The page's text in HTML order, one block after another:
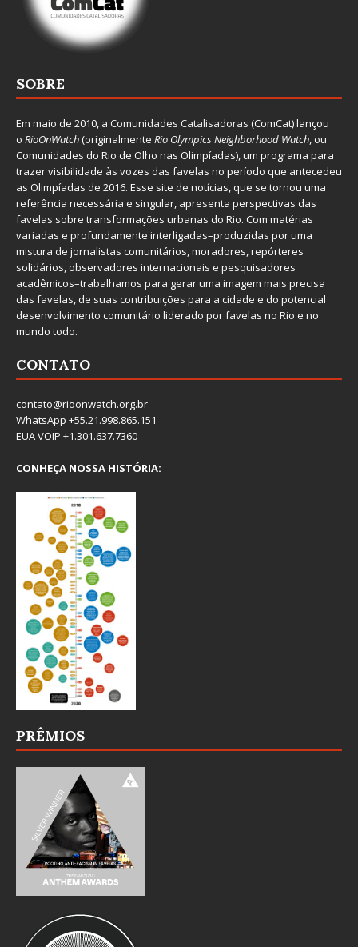
SOBRE
Em maio de 2010, a Comunidades Catalisadoras (ComCat) lançou
o RioOnWatch(originalmente Rio Olympics Neighborhood Watch, ou
Comunidades do Rio de Olho nas Olimpíadas), um programa para
trazer visibilidade às vozes das favelas no período que antecedeu
as Olimpíadas de 2016. Esse site de notícias, que se tornou uma
referência necessária e singular, apresenta perspectivas das
favelas sobre transformações urbanas do Rio. Com matérias
variadas e profundamente interligadas–produzidas por uma
mistura de jornalistas comunitários, moradores, repórteres
solidários, observadores internacionais e pesquisadores
acadêmicos–trabalhamos para gerar uma imagem mais precisa
das favelas, de suas contribuições para a cidade e do potencial
desenvolvimento comunitário liderado por favelas no Rio e no
mundo todo.
CONTATO
contato@rioonwatch.org.br
WhatsApp +55.21.998.865.151
EUA VOIP +1.301.637.7360
CONHEÇA NOSSA HISTÓRIA:
PRÊMIOS